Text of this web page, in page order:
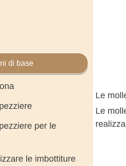
di base
per le
le imbottiture
Le
Le